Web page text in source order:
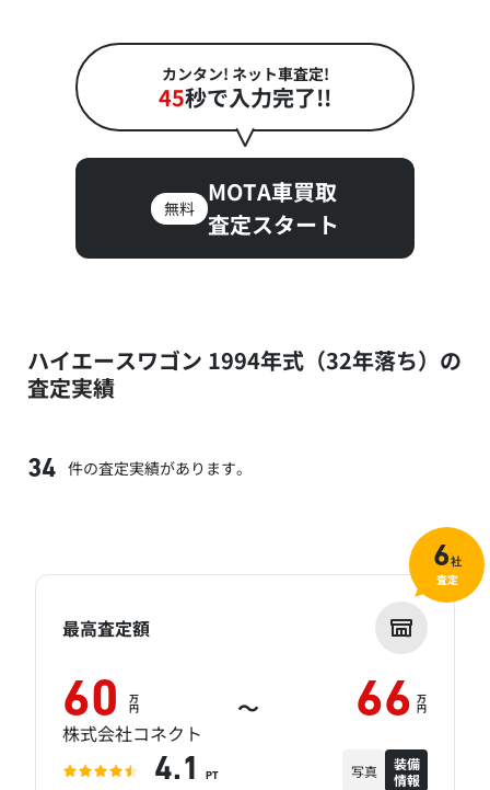
カンタン! ネット車査定!
45秒で入力完了!!
無料
MOTA車買取
査定スタート
ハイエースワゴン 1994年式（32年落ち）の
査定実績
34 件の査定実績があります。
最高査定額
60 万
円 ～ 66 万
円
株式会社コネクト
4.1 PT 写真
装備
情報
6社
査定